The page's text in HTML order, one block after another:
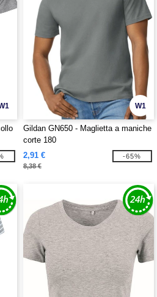
W1
Gildan GN650 - Maglietta a maniche
corte 180
2,91 €
8,38 €
-65%